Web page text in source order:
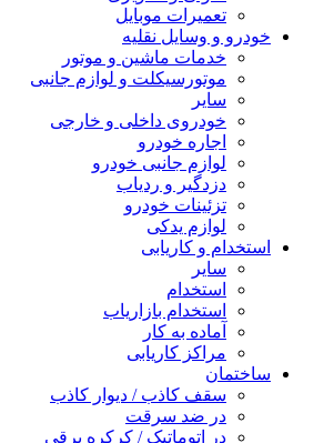
تعمیرات موبایل
خودرو و وسایل نقلیه
خدمات ماشین و موتور
موتورسیکلت و لوازم جانبی
سایر
خودروی داخلی و خارجی
اجاره خودرو
لوازم جانبی خودرو
دزدگیر و ردیاب
تزئینات خودرو
لوازم یدکی
استخدام و کاریابی
سایر
استخدام
استخدام بازاریاب
آماده به کار
مراکز کاریابی
ساختمان
سقف کاذب / دیوار کاذب
در ضد سرقت
در اتوماتیک / کرکره برقی